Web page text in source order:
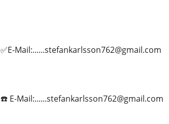
✅E-Mail:......stefankarlsson762@gmail.com
☎️ E-Mail:......stefankarlsson762@gmail.com